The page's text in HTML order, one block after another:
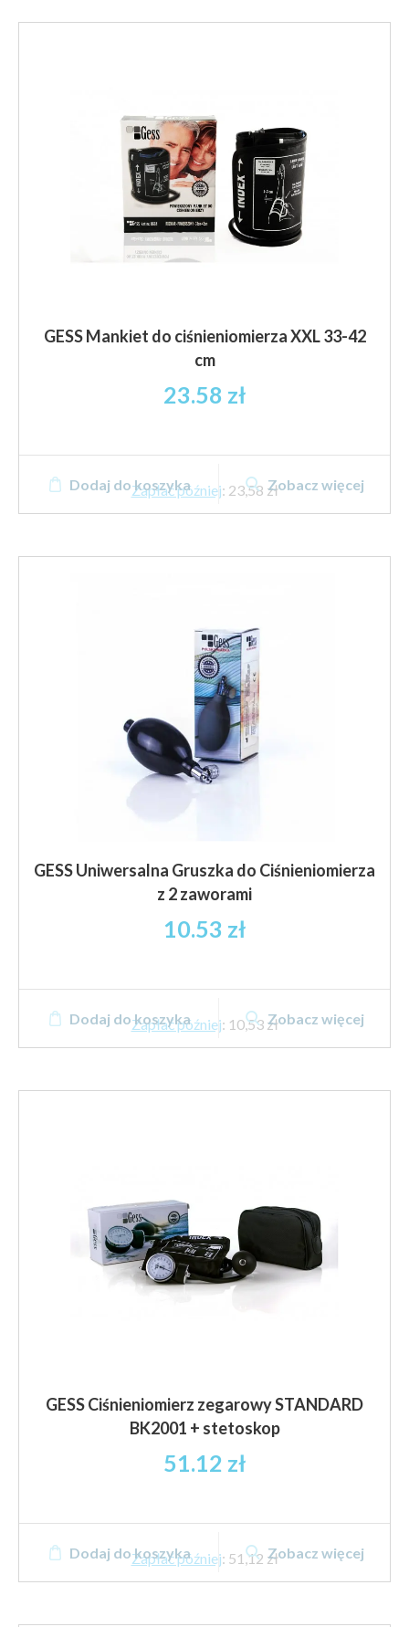
GESS Mankiet do ciśnieniomierza XXL 33-42
cm
23.58 zł
Zapłać później: 23,58 zł
Dodaj do koszyka Zobacz więcej
GESS Uniwersalna Gruszka do Ciśnieniomierza
z 2 zaworami
10.53 zł
Zapłać później: 10,53 zł
Dodaj do koszyka Zobacz więcej
GESS Ciśnieniomierz zegarowy STANDARD
BK2001 + stetoskop
51.12 zł
Zapłać później: 51,12 zł
Dodaj do koszyka Zobacz więcej